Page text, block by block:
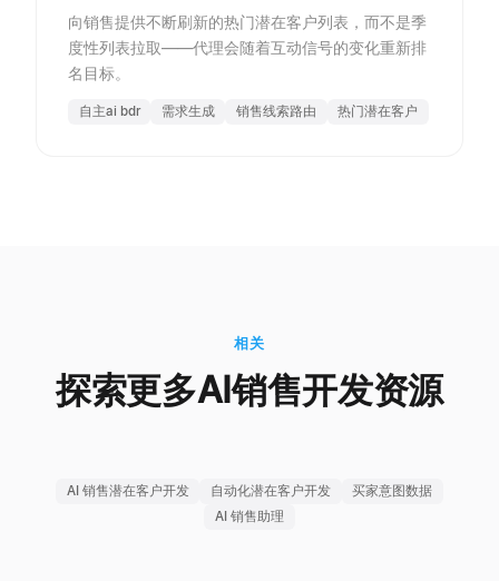
向销售提供不断刷新的热门潜在客户列表，而不是季
度性列表拉取——代理会随着互动信号的变化重新排
名目标。
自主ai bdr 需求生成 销售线索路由 热门潜在客户
相关
探索更多AI销售开发资源
AI 销售潜在客户开发 自动化潜在客户开发
买家意图数据
AI 销售助理